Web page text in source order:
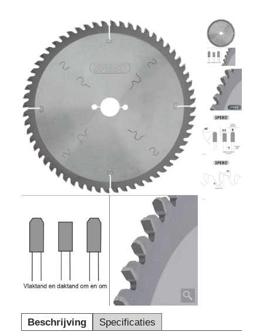
Beschrijving Specificaties